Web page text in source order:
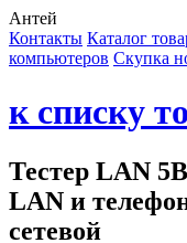
Антей
Контакты Каталог
компьютеров Cкупка
к списку
Тестер LAN
LAN и
сетевой